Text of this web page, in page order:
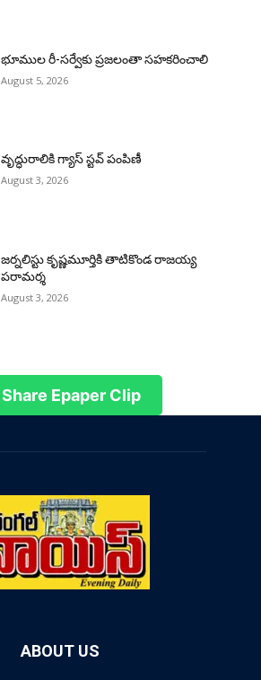
భూముల రీ-సర్వేకు ప్రజలంతా సహకరించాలి
August 5, 2026
వృద్ధురాలికి గ్యాస్ స్టవ్ పంపిణీ
August 3, 2026
జర్నలిస్టు కృష్ణమూర్తికి తాటికొండ రాజయ్య
పరామర్శ
August 3, 2026
Share Epaper Clip
ABOUT US